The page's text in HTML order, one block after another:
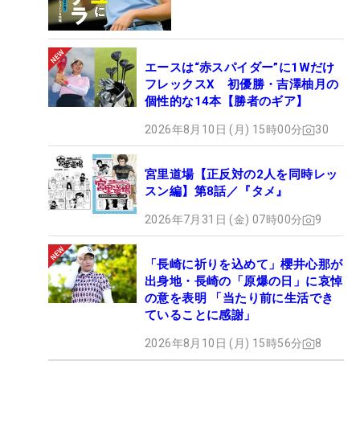
エースは“赤スパイダー”に1Wだけ
フレックスX 初優勝・吉澤柚月の
個性的な14本【勝者のギア】
2026年8月10日 (月) 15時00分 30
宮里道場【正反対の2人を同時レッ
スン編】第8話／『タメ』
2026年7月31日 (金) 07時00分 9
「長崎に祈りを込めて」櫻井心那が
出身地・長崎の「原爆の日」に哀悼
の意を表明 「当たり前に生活でき
ていることに感謝」
2026年8月10日 (月) 15時56分 8